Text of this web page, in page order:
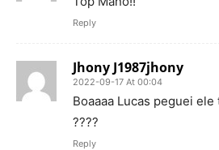
Reply
Jhony J1987jhony
2022-09-17 At 00:04
Boaaaa Lucas peguei
????
Reply